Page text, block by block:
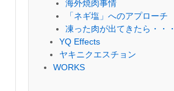
海外焼肉事情
「ネギ塩」へのアプローチ
凍った肉が出てきたら・・・
YQ Effects
ヤキニクエスチョン
WORKS